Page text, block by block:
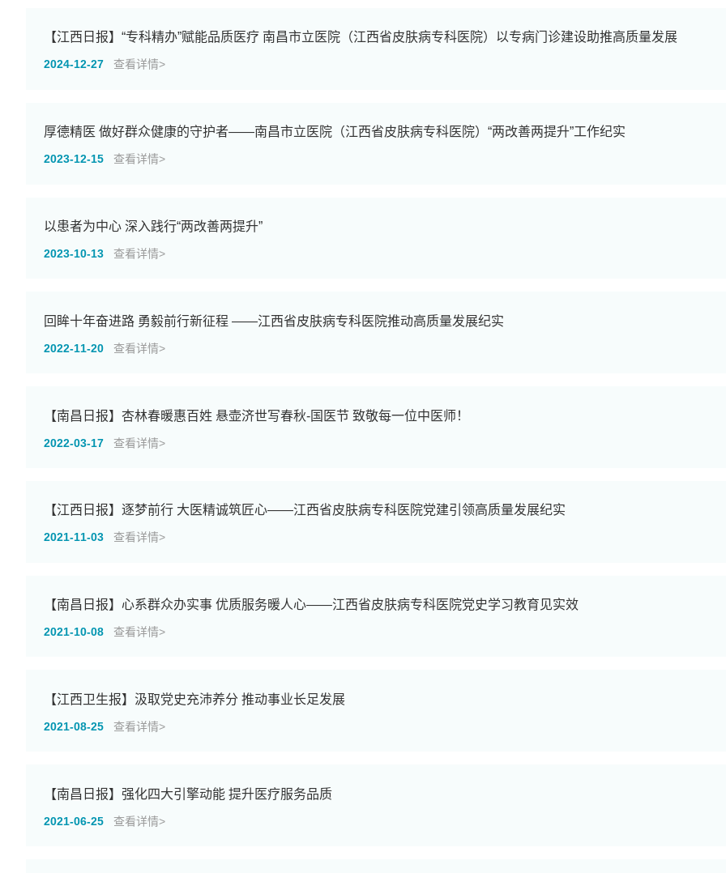
【江西日报】“专科精办”赋能品质医疗 南昌市立医院（江西省皮肤病专科医院）以专病门诊建设助推高质量发展
2024-12-27 查看详情>
厚德精医 做好群众健康的守护者——南昌市立医院（江西省皮肤病专科医院）“两改善两提升”工作纪实
2023-12-15 查看详情>
以患者为中心 深入践行“两改善两提升”
2023-10-13 查看详情>
回眸十年奋进路 勇毅前行新征程 ——江西省皮肤病专科医院推动高质量发展纪实
2022-11-20 查看详情>
【南昌日报】杏林春暖惠百姓 悬壶济世写春秋-国医节 致敬每一位中医师！
2022-03-17 查看详情>
【江西日报】逐梦前行 大医精诚筑匠心——江西省皮肤病专科医院党建引领高质量发展纪实
2021-11-03 查看详情>
【南昌日报】心系群众办实事 优质服务暖人心——江西省皮肤病专科医院党史学习教育见实效
2021-10-08 查看详情>
【江西卫生报】汲取党史充沛养分 推动事业长足发展
2021-08-25 查看详情>
【南昌日报】强化四大引擎动能 提升医疗服务品质
2021-06-25 查看详情>